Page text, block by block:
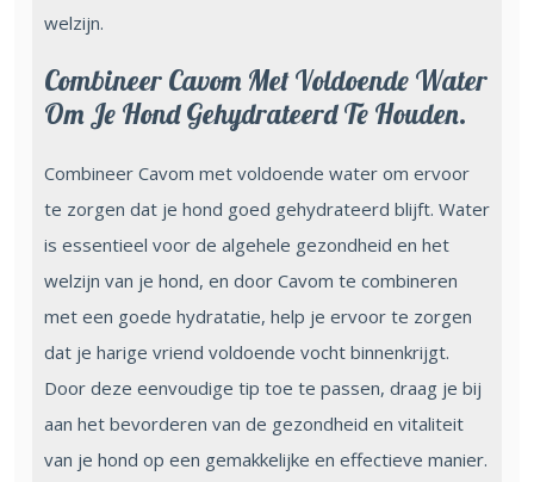
welzijn.
Combineer Cavom Met Voldoende Water
Om Je Hond Gehydrateerd Te Houden.
Combineer Cavom met voldoende water om ervoor
te zorgen dat je hond goed gehydrateerd blijft. Water
is essentieel voor de algehele gezondheid en het
welzijn van je hond, en door Cavom te combineren
met een goede hydratatie, help je ervoor te zorgen
dat je harige vriend voldoende vocht binnenkrijgt.
Door deze eenvoudige tip toe te passen, draag je bij
aan het bevorderen van de gezondheid en vitaliteit
van je hond op een gemakkelijke en effectieve manier.